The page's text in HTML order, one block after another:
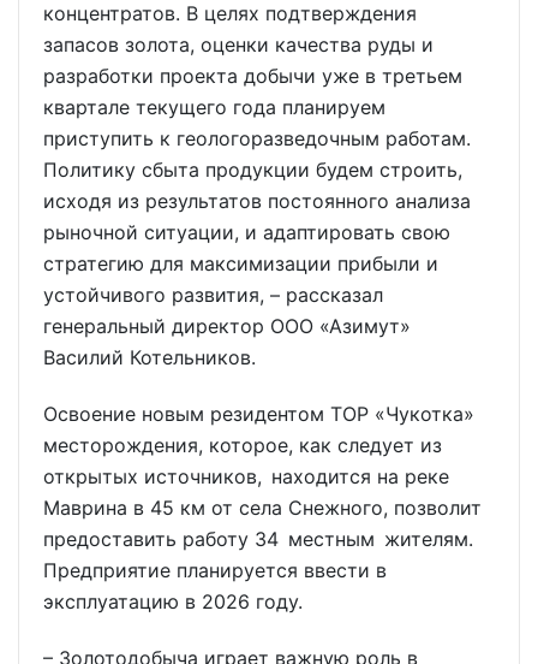
концентратов. В целях подтверждения
запасов золота, оценки качества руды и
разработки проекта добычи уже в третьем
квартале текущего года планируем
приступить к геологоразведочным работам.
Политику сбыта продукции будем строить,
исходя из результатов постоянного анализа
рыночной ситуации, и адаптировать свою
стратегию для максимизации прибыли и
устойчивого развития, – рассказал
генеральный директор ООО «Азимут»
Василий Котельников.
Освоение новым резидентом ТОР «Чукотка»
месторождения, которое, как следует из
открытых источников, находится на реке
Маврина в 45 км от села Снежного, позволит
предоставить работу 34 местным жителям.
Предприятие планируется ввести в
эксплуатацию в 2026 году.
– Золотодобыча играет важную роль в